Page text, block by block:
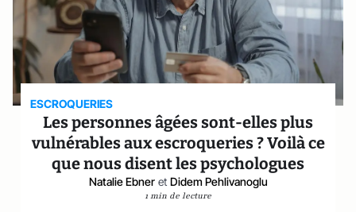
ESCROQUERIES
Les personnes âgées sont-elles plus
vulnérables aux escroqueries ? Voilà ce
que nous disent les psychologues
Natalie Ebner et Didem Pehlivanoglu
1 min de lecture